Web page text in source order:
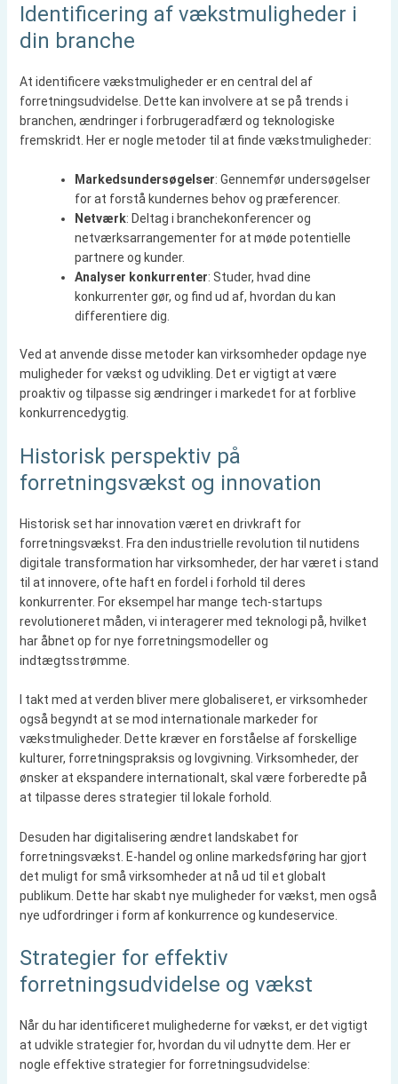
Identificering af vækstmuligheder i
din branche
At identificere vækstmuligheder er en central del af
forretningsudvidelse. Dette kan involvere at se på trends i
branchen, ændringer i forbrugeradfærd og teknologiske
fremskridt. Her er nogle metoder til at finde vækstmuligheder:
Markedsundersøgelser: Gennemfør undersøgelser
for at forstå kundernes behov og præferencer.
Netværk: Deltag i branchekonferencer og
netværksarrangementer for at møde potentielle
partnere og kunder.
Analyser konkurrenter: Studer, hvad dine
konkurrenter gør, og find ud af, hvordan du kan
differentiere dig.
Ved at anvende disse metoder kan virksomheder opdage nye
muligheder for vækst og udvikling. Det er vigtigt at være
proaktiv og tilpasse sig ændringer i markedet for at forblive
konkurrencedygtig.
Historisk perspektiv på
forretningsvækst og innovation
Historisk set har innovation været en drivkraft for
forretningsvækst. Fra den industrielle revolution til nutidens
digitale transformation har virksomheder, der har været i stand
til at innovere, ofte haft en fordel i forhold til deres
konkurrenter. For eksempel har mange tech-startups
revolutioneret måden, vi interagerer med teknologi på, hvilket
har åbnet op for nye forretningsmodeller og
indtægtsstrømme.
I takt med at verden bliver mere globaliseret, er virksomheder
også begyndt at se mod internationale markeder for
vækstmuligheder. Dette kræver en forståelse af forskellige
kulturer, forretningspraksis og lovgivning. Virksomheder, der
ønsker at ekspandere internationalt, skal være forberedte på
at tilpasse deres strategier til lokale forhold.
Desuden har digitalisering ændret landskabet for
forretningsvækst. E-handel og online markedsføring har gjort
det muligt for små virksomheder at nå ud til et globalt
publikum. Dette har skabt nye muligheder for vækst, men også
nye udfordringer i form af konkurrence og kundeservice.
Strategier for effektiv
forretningsudvidelse og vækst
Når du har identificeret mulighederne for vækst, er det vigtigt
at udvikle strategier for, hvordan du vil udnytte dem. Her er
nogle effektive strategier for forretningsudvidelse: